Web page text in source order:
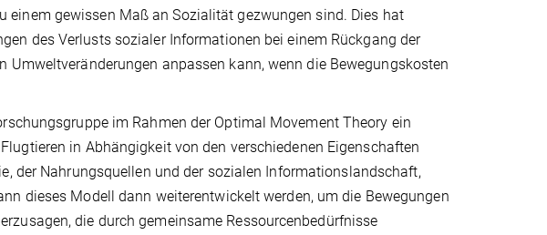
einem gewissen Maß an Sozialität gezwungen sind. Dies hat
des Verlusts sozialer Informationen bei einem Rückgang der
Umweltveränderungen anpassen kann, wenn die Bewegungskosten
im Rahmen der Optimal Movement Theory ein
in Abhängigkeit von den verschiedenen Eigenschaften
der Nahrungsquellen und der sozialen Informationslandschaft,
dieses Modell dann weiterentwickelt werden, um die Bewegungen
die durch gemeinsame Ressourcenbedürfnisse